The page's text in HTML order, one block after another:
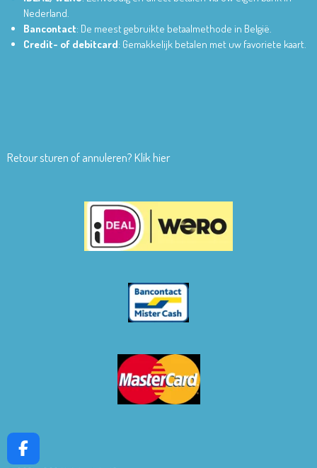
Nederland.
Bancontact: De meest gebruikte betaalmethode in België.
Credit- of debitcard: Gemakkelijk betalen met uw favoriete kaart.
Retour sturen of annuleren? Klik hier
F